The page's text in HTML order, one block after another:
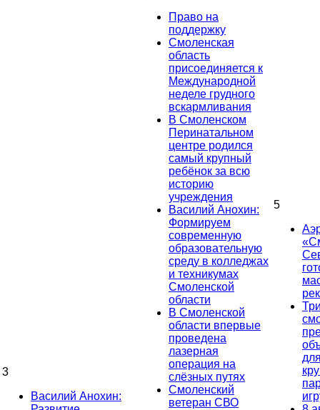
3
Василий Анохин:
Право на
поддержку
Смоленская
область
присоединяется к
Международной
неделе грудного
вскармливания
В Смоленском
Перинатальном
центре родился
самый крупный
ребёнок за всю
историю
учреждения
Василий Анохин:
Формируем
современную
образовательную
среду в колледжах
и техникумах
Смоленской
области
В Смоленской
области впервые
проведена
лазерная
операция на
слёзных путях
Смоленский
ветеран СВО
5